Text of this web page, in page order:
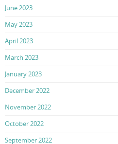
June 2023
May 2023
April 2023
March 2023
January 2023
December 2022
November 2022
October 2022
September 2022